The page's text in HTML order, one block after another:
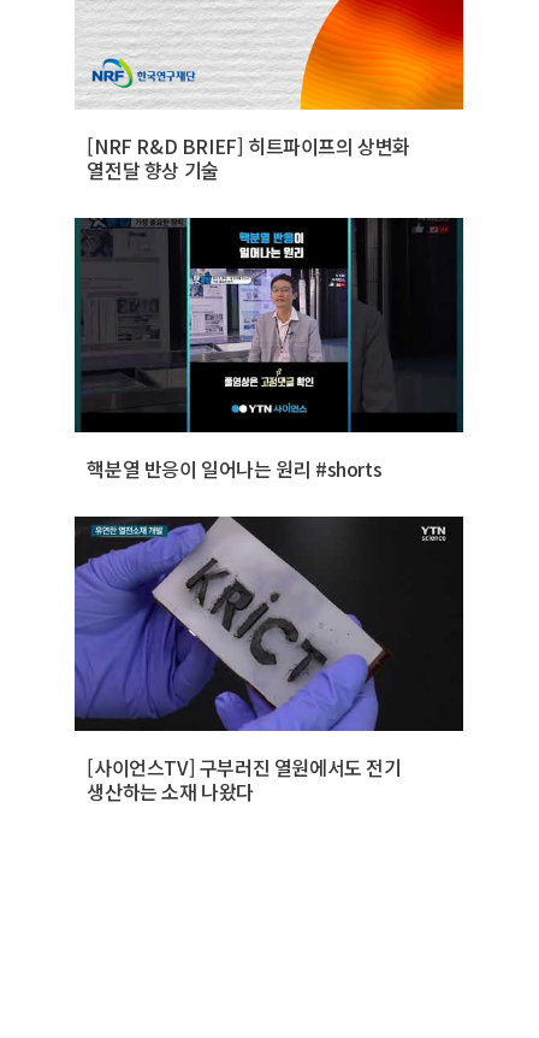
[NRF R&D BRIEF] 히트파이프의 상변화
열전달 향상 기술
핵분열 반응이 일어나는 원리 #shorts
[사이언스TV] 구부러진 열원에서도 전기
생산하는 소재 나왔다